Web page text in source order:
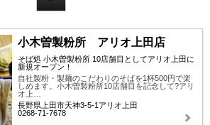
小木曽製粉所 アリオ上田店
そば処 小木曽製粉所 10店舗目としてアリオ上田に
新規オープン！
自社製粉・製麺のこだわりのそばを1杯500円で楽
しめます。小木曽製粉所10店舗目を記念して?アリ
オ上…
長野県上田市天神3-5-1アリオ上田
0268-71-7678